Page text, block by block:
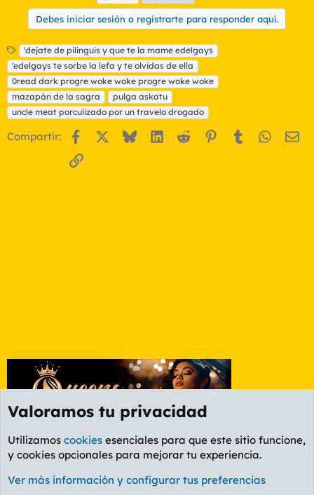
Debes iniciar sesión o registrarte para responder aquí.
E
t
i
q
u
e
a
'dejate de pilinguis y que te la mame edelgays
'edelgays te sorbe la lefa y te olvidas de ella
0read dark progre woke woke progre woke woke
mazapán de la sagra
pulga askatu
uncle meat porculizado por un travelo drogado
Compartir: Facebook BlueskyLinkedIn
Reddit Pinterest
Tumblr
Enlace
Foro General
Cookies
PL OLDSTYLE AMARILLO
Valoramos tu privacidad
Utilizamos cookies esenciales para que este sitio funcione,
y cookies opcionales para mejorar tu experiencia.
Ver más información y configurar tus preferencias